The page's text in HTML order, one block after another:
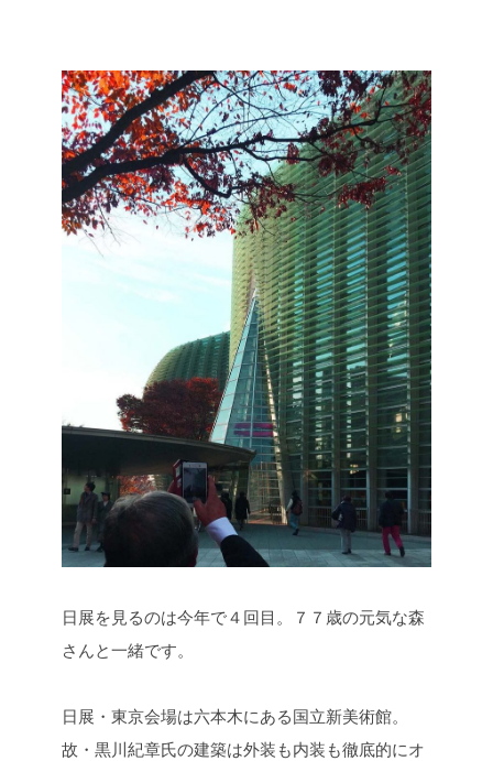
日展を見るのは今年で４回目。７７歳の元気な森
さんと一緒です。
日展・東京会場は六本木にある国立新美術館。
故・黒川紀章氏の建築は外装も内装も徹底的にオ